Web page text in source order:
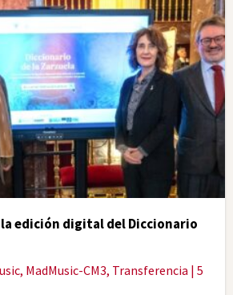
edición digital del Diccionario
, MadMusic-CM3, Transferencia | 5